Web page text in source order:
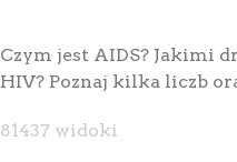
English
Polski
Czym jest AIDS? Jakimi
HIV? Poznaj kilka liczb
81437 widoki